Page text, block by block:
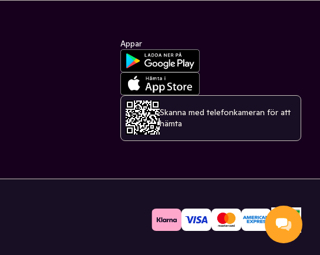
Appar
Skanna med telefonkameran för att
hämta